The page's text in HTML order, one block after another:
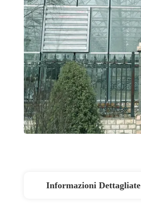
Informazioni Dettagliate